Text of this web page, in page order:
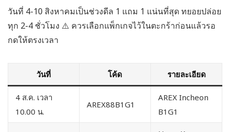
วันที่ 4-10 สิงหาคมเป็นช่วงดีล 1 แถม 1 แน่นที่สุด ทยอยปล่อย
ทุก 2-4 ชั่วโมง ⚠️ ควรเลือกแพ็กเกจไว้ในตะกร้าก่อนแล้วรอ
กดให้ตรงเวลา
วันที่ โค้ด รายละเอียด
4 ส.ค. เวลา
10.00 น.
AREX88B1G1
AREX Incheon
B1G1